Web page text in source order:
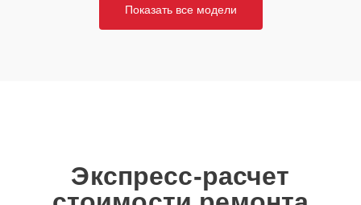
Показать все модели
Экспресс-расчет